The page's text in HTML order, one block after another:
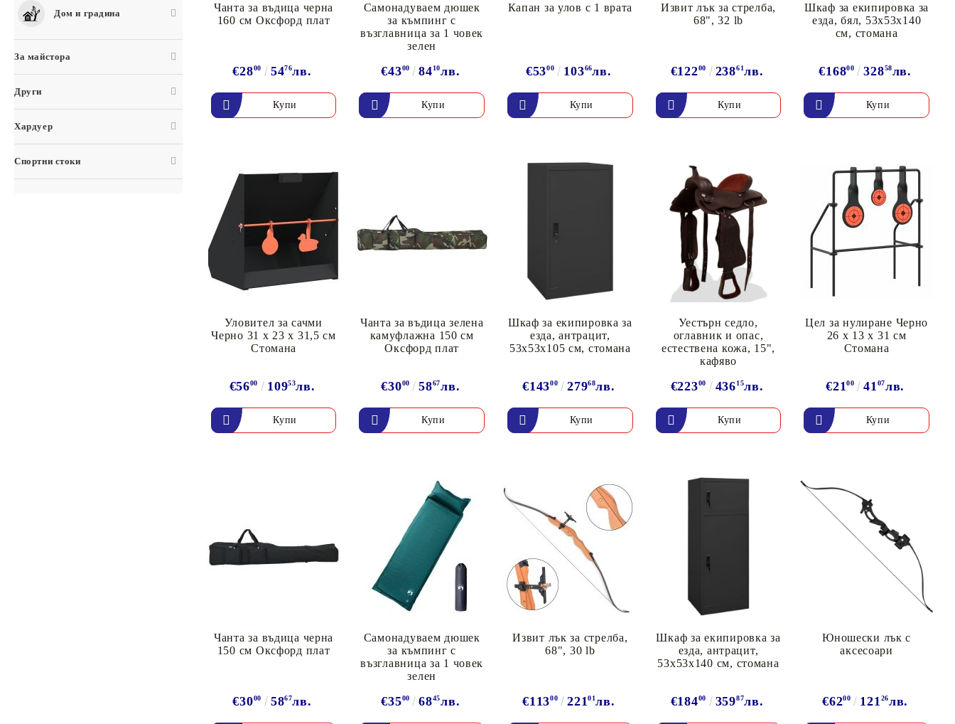
Дом и градина
За майстора
Други
Хардуер
Спортни стоки
Чанта за въдица черна
160 см Оксфорд плат
€2800 5476лв.
Самонадуваем дюшек
за къмпинг с
възглавница за 1 човек
зелен
€4300 8410лв.
Капан за улов с 1 врата
€5300 10366лв.
Извит лък за стрелба,
68", 32 lb
€12200 23861лв.
Шкаф за екипировка за
езда, бял, 53x53x140
см, стомана
€16800 32858лв.
Уловител за сачми
Черно 31 x 23 x 31,5 см
Стомана
€5600 10953лв.
Чанта за въдица зелена
камуфлажна 150 см
Оксфорд плат
€3000 5867лв.
Шкаф за екипировка за
езда, антрацит,
53x53x105 см, стомана
€14300 27968лв.
Уестърн седло,
оглавник и опас,
естествена кожа, 15",
кафяво
€22300 43615лв.
Цел за нулиране Черно
26 x 13 x 31 см
Стомана
€2100 41 07лв.
Чанта за въдица черна
150 см Оксфорд плат
€3000 5867лв.
Самонадуваем дюшек
за къмпинг с
възглавница за 1 човек
зелен
€3500 6845лв.
Извит лък за стрелба,
68", 30 lb
€11300 22101лв.
Шкаф за екипировка за
езда, антрацит,
53x53x140 см, стомана
€18400 35987лв.
Юношески лък с
аксесоари
€6200 121 26лв.